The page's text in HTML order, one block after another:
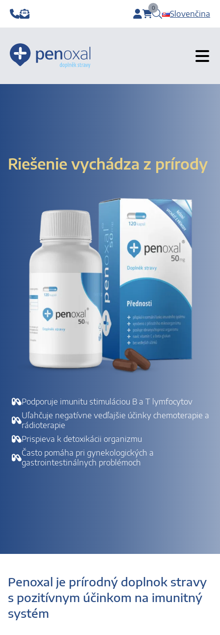
0
items in cart, view
Slovenčina
Riešenie vychádza z prírody
Podporuje imunitu stimuláciou B a T lymfocytov
Uľahčuje negatívne vedľajšie účinky chemoterapie a
rádioterapie
Prispieva k detoxikácii organizmu
Často pomáha pri gynekologických a
gastrointestinálnych problémoch
Penoxal je prírodný doplnok stravy
s pozitívnym účinkom na imunitný
systém